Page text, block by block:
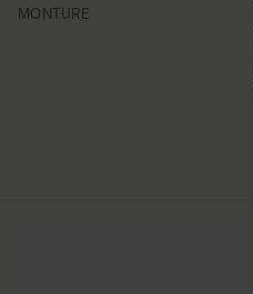
MONTUREFILTER